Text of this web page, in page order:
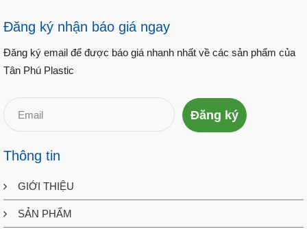
Đăng ký nhận báo giá ngay
Đăng ký email để được báo giá nhanh nhất về các sản phẩm của
Tân Phú Plastic
Đăng ký
Thông tin
GIỚI THIỆU
SẢN PHẨM